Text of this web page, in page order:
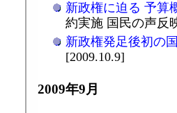
新政権に迫る 予算
約実施 国民の声反
新政権発足後初の
[2009.10.9]
2009年9月